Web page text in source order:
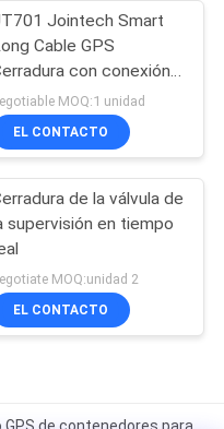
Jointech Smart
Cable GPS
con conexión a
MOQ:1 unidad
EL CONTACTO
de la válvula de
supervisión en tiempo
MOQ:unidad 2
EL CONTACTO
de contenedores para